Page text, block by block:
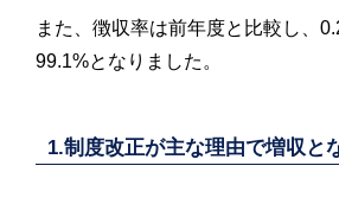
また、徴収率は前年度と比較し、
99.1%となりました。
1.制度改正が主な理由で増収と